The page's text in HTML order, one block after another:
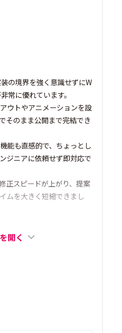
の境界を強く意識せずにW
常に優れています。
ウトやアニメーションを設
そのまま公開まで完結でき
能も直感的で、ちょっとし
ジニアに依頼せず即対応で
正スピードが上がり、提案
ムを大きく短縮できまし
開く